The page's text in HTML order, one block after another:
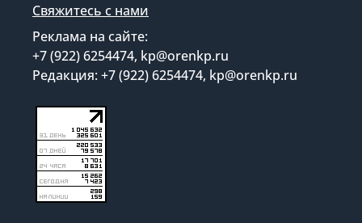
Свяжитесь с нами
Реклама на сайте:
+7 (922) 6254474, kp@orenkp.ru
Редакция: +7 (922) 6254474, kp@orenkp.ru